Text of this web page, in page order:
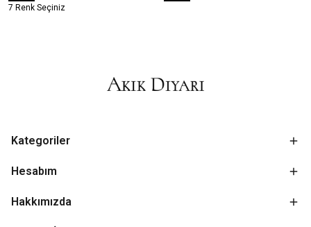
7 Renk Seçiniz
Kategoriler
Hesabım
Hakkımızda